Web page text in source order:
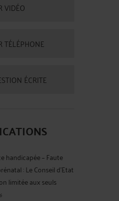
VIDÉO
TÉLÉPHONE
ÉCRITE
handicapée – Faute
: Le Conseil d'Etat
limitée aux seuls